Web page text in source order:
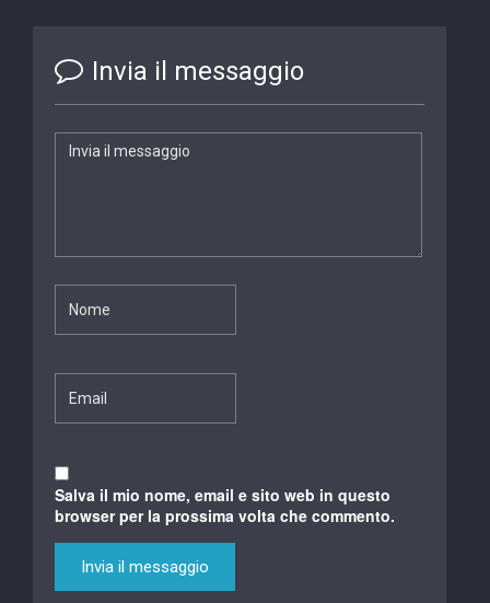
Invia il messaggio
Salva il mio nome, email e sito web in questo
browser per la prossima volta che commento.